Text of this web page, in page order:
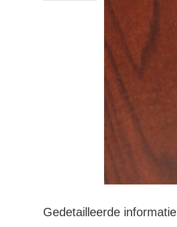
Gedetailleerde informatie